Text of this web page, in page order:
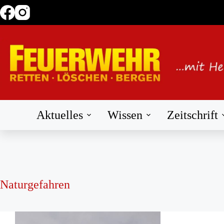
Zum
Inhalt
Aktuelles Wissen Zeitschrift
Naturgefahren